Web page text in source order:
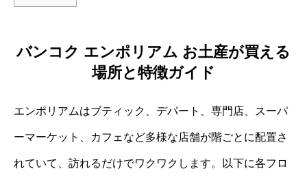
バンコク エンポリアム お土産が買える
場所と特徴ガイド
エンポリアムはブティック、デパート、専門店、スーパ
ーマーケット、カフェなど多様な店舗が階ごとに配置さ
れていて、訪れるだけでワクワクします。以下に各フロ